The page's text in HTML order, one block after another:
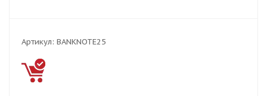
Артикул: BANKNOTE25